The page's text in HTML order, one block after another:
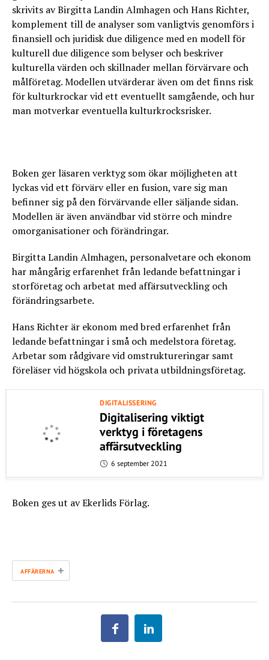
skrivits av Birgitta Landin Almhagen och Hans Richter,
komplement till de analyser som vanligtvis genomförs i
finansiell och juridisk due diligence med en modell för
kulturell due diligence som belyser och beskriver
kulturella värden och skillnader mellan förvärvare och
målföretag. Modellen utvärderar även om det finns risk
för kulturkrockar vid ett eventuellt samgående, och hur
man motverkar eventuella kulturkrocksrisker.
Boken ger läsaren verktyg som ökar möjligheten att
lyckas vid ett förvärv eller en fusion, vare sig man
befinner sig på den förvärvande eller säljande sidan.
Modellen är även användbar vid större och mindre
omorganisationer och förändringar.
Birgitta Landin Almhagen, personalvetare och ekonom
har mångårig erfarenhet från ledande befattningar i
storföretag och arbetat med affärsutveckling och
förändringsarbete.
Hans Richter är ekonom med bred erfarenhet från
ledande befattningar i små och medelstora företag.
Arbetar som rådgivare vid omstruktureringar samt
föreläser vid högskola och privata utbildningsföretag.
DIGITALISSERING
Digitalisering viktigt
verktyg i företagens
affärsutveckling
6 september 2021
Boken ges ut av Ekerlids Förlag.
AFFÄRERNA +